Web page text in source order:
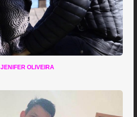
JENIFER OLIVEIRA